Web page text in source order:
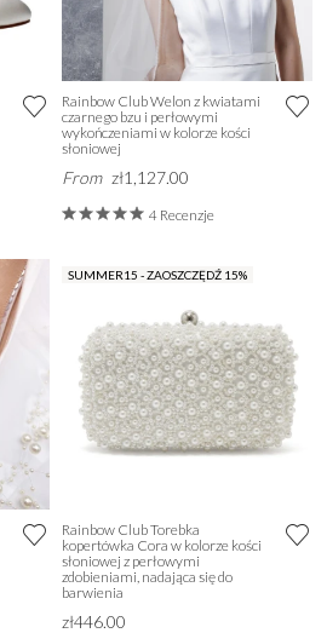
Rainbow Club Welon z kwiatami
czarnego bzu i perłowymi
wykończeniami w kolorze kości
słoniowej
From zł1,127.00
4 Recenzje
SUMMER15 - ZAOSZCZĘDŹ 15%
Rainbow Club Torebka
kopertówka Cora w kolorze kości
słoniowej z perłowymi
zdobieniami, nadająca się do
barwienia
zł446.00